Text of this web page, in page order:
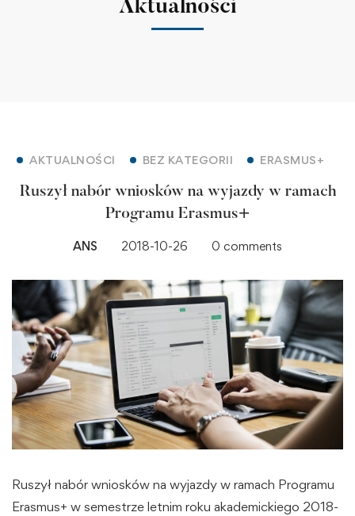
Aktualności
AKTUALNOŚCI BEZ KATEGORII ERASMUS+
Ruszył nabór wniosków na wyjazdy w ramach
Programu Erasmus+
ANS 2018-10-26 0 comments
Ruszył nabór wniosków na wyjazdy w ramach Programu
Erasmus+ w semestrze letnim roku akademickiego 2018-